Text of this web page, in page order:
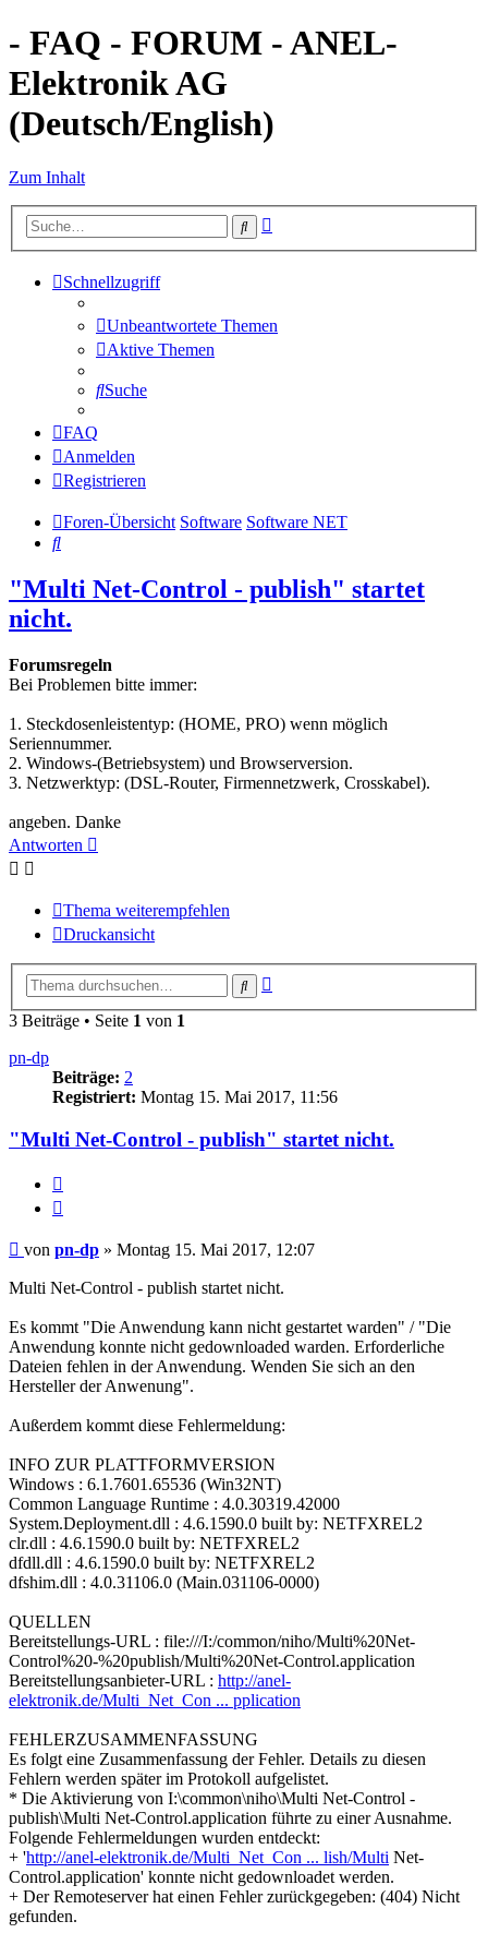
- FAQ - FORUM - ANEL-
Elektronik AG
(Deutsch/English)
Zum Inhalt
Suche
Schnellzugriff
Unbeantwortete Themen
Aktive Themen
Suche
FAQ
Anmelden
Registrieren
Foren-Übersicht Software Software NET
Suche
"Multi Net-Control - publish" startet
nicht.
Forumsregeln
Bei Problemen bitte immer:
1. Steckdosenleistentyp: (HOME, PRO) wenn möglich
Seriennummer.
2. Windows-(Betriebsystem) und Browserversion.
3. Netzwerktyp: (DSL-Router, Firmennetzwerk, Crosskabel).
angeben. Danke
Antworten
Thema weiterempfehlen
Druckansicht
Suche
3 Beiträge • Seite 1 von 1
pn-dp
Beiträge: 2
Registriert: Montag 15. Mai 2017, 11:56
"Multi Net-Control - publish" startet nicht.
Beitrag
von pn-dp » Montag 15. Mai 2017, 12:07
Multi Net-Control - publish startet nicht.
Es kommt "Die Anwendung kann nicht gestartet warden" / "Die
Anwendung konnte nicht gedownloaded warden. Erforderliche
Dateien fehlen in der Anwendung. Wenden Sie sich an den
Hersteller der Anwenung".
Außerdem kommt diese Fehlermeldung:
INFO ZUR PLATTFORMVERSION
Windows : 6.1.7601.65536 (Win32NT)
Common Language Runtime : 4.0.30319.42000
System.Deployment.dll : 4.6.1590.0 built by: NETFXREL2
clr.dll : 4.6.1590.0 built by: NETFXREL2
dfdll.dll : 4.6.1590.0 built by: NETFXREL2
dfshim.dll : 4.0.31106.0 (Main.031106-0000)
QUELLEN
Bereitstellungs-URL : file:///I:/common/niho/Multi%20Net-
Control%20-%20publish/Multi%20Net-Control.application
Bereitstellungsanbieter-URL : http://anel-
elektronik.de/Multi_Net_Con ... pplication
FEHLERZUSAMMENFASSUNG
Es folgt eine Zusammenfassung der Fehler. Details zu diesen
Fehlern werden später im Protokoll aufgelistet.
* Die Aktivierung von I:\common\niho\Multi Net-Control -
publish\Multi Net-Control.application führte zu einer Ausnahme.
Folgende Fehlermeldungen wurden entdeckt:
+ 'http://anel-elektronik.de/Multi_Net_Con ... lish/Multi Net-
Control.application' konnte nicht gedownloadet werden.
+ Der Remoteserver hat einen Fehler zurückgegeben: (404) Nicht
gefunden.